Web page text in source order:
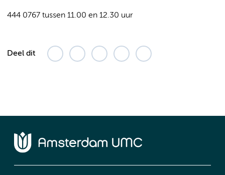
444 0767 tussen 11.00 en 12.30 uur
Deel dit